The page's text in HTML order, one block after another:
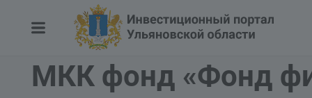
МКК фонд «Фонд